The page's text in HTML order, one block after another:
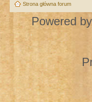
Strona główna forum
Powered by